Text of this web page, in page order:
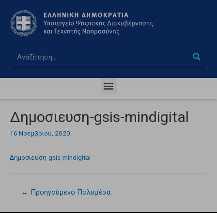
Δημοσιευση-gsis-mindigital
16 Νοεμβρίου, 2020
Δημοσιευση-gsis-mindigital
← Προηγούμενο Πολυμέσα